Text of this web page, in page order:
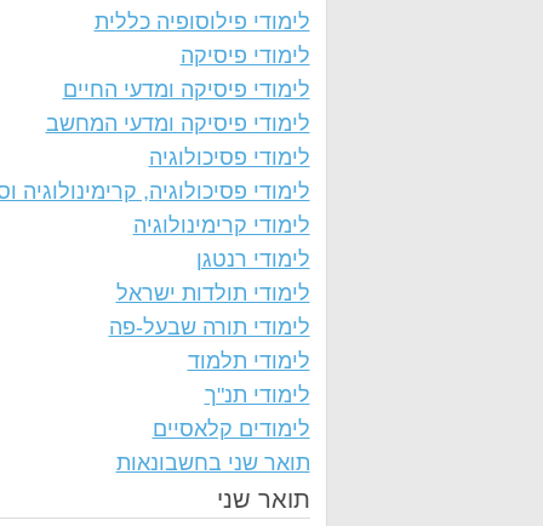
לימודי פילוסופיה כללית
לימודי פיסיקה
לימודי פיסיקה ומדעי החיים
לימודי פיסיקה ומדעי המחשב
לימודי פסיכולוגיה
לימודי פסיכולוגיה, קרימינולוגיה
לימודי קרימינולוגיה
לימודי רנטגן
לימודי תולדות ישראל
לימודי תורה שבעל-פה
לימודי תלמוד
לימודי תנ"ך
לימודים קלאסיים
תואר שני בחשבונאות
תואר שני